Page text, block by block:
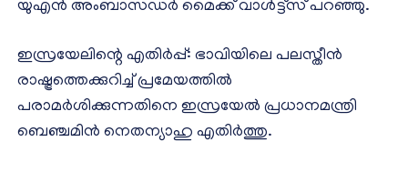
യുഎൻ അംബാസഡർ മൈക്ക് വാൾട്ട്സ് പറഞ്ഞു.
ഇസ്രയേലിന്റെ എതിർപ്പ്: ഭാവിയിലെ പലസ്തീൻ
രാഷ്ട്രത്തെക്കുറിച്ച് പ്രമേയത്തിൽ
പരാമർശിക്കുന്നതിനെ ഇസ്രയേൽ പ്രധാനമന്ത്രി
ബെഞ്ചമിൻ നെതന്യാഹു എതിർത്തു.